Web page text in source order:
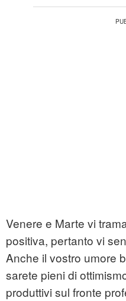
Venere e Marte vi
positiva, pertanto vi
Anche il vostro umore
sarete pieni di
produttivi sul fronte